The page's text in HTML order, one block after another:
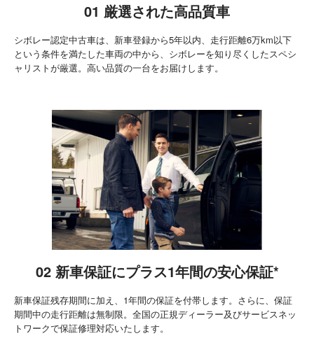
01 厳選された高品質車
シボレー認定中古車は、新車登録から5年以内、走行距離6万km以下
という条件を満たした車両の中から、シボレーを知り尽くしたスペシ
ャリストが厳選。高い品質の一台をお届けします。
02 新車保証にプラス1年間の安心保証*
新車保証残存期間に加え、1年間の保証を付帯します。さらに、保証
期間中の走行距離は無制限。全国の正規ディーラー及びサービスネッ
トワークで保証修理対応いたします。